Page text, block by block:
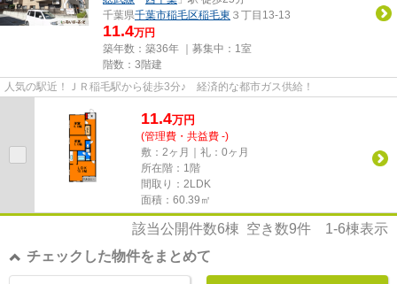
千葉県千葉市稲毛区稲毛東 ３丁目13-13
11.4万円
築年数：築36年 ｜募集中： 1室
階数：3階建
人気の駅近！ＪＲ稲毛駅から徒歩3分♪ 経済的な都市ガス供給！
11.4万円
(管理費・共益費 -)
敷：2ヶ月｜礼：0ヶ月
所在階：1階
間取り：2LDK
面積：60.39㎡
該当公開件数6棟 空き数9件 1-6棟表示
チェックした物件をまとめて